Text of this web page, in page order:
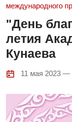
международного
"День
летия
Кунаева
11 мая 2023 —